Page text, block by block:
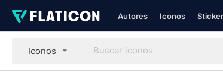
Autores Iconos
Iconos